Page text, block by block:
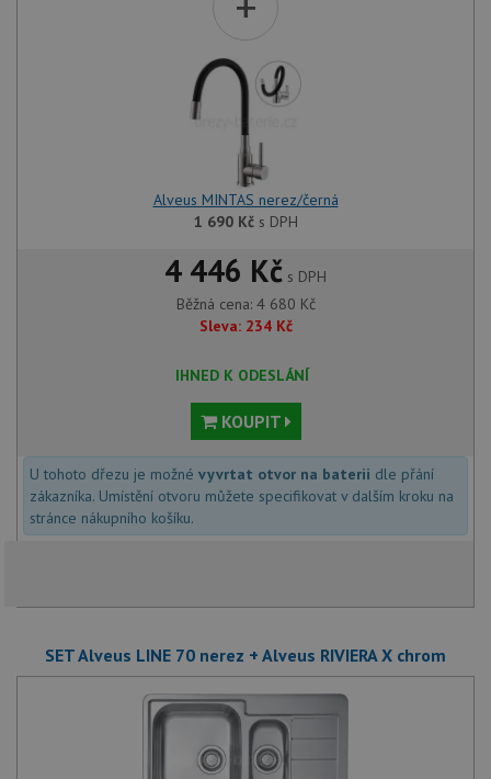
Alveus MINTAS nerez/černá
1 690 Kčs DPH
4 446 Kč s DPH
Běžná cena: 4 680 Kč
Sleva: 234 Kč
IHNED K ODESLÁNÍ
KOUPIT
U tohoto dřezu je možné vyvrtat otvor na baterii dle přání
zákazníka. Umístění otvoru můžete specifikovat v dalším kroku na
stránce nákupního košíku.
SET Alveus LINE 70 nerez + Alveus RIVIERA X chrom